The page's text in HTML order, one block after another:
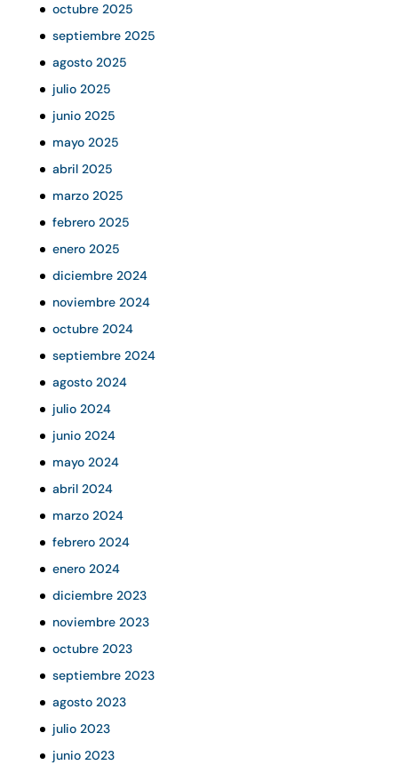
octubre 2025
septiembre 2025
agosto 2025
julio 2025
junio 2025
mayo 2025
abril 2025
marzo 2025
febrero 2025
enero 2025
diciembre 2024
noviembre 2024
octubre 2024
septiembre 2024
agosto 2024
julio 2024
junio 2024
mayo 2024
abril 2024
marzo 2024
febrero 2024
enero 2024
diciembre 2023
noviembre 2023
octubre 2023
septiembre 2023
agosto 2023
julio 2023
junio 2023